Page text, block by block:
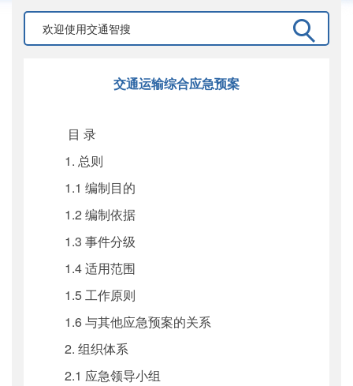
交通运输综合应急预案
目 录
1. 总则
1.1 编制目的
1.2 编制依据
1.3 事件分级
1.4 适用范围
1.5 工作原则
1.6 与其他应急预案的关系
2. 组织体系
2.1 应急领导小组